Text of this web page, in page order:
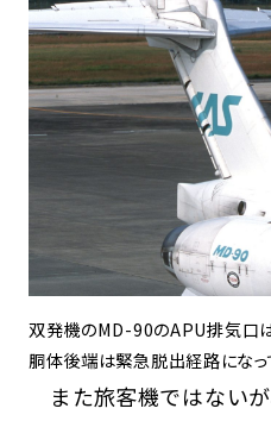
双発機のMD-90のAPU排気口
胴体後端は緊急脱出経路になっ
また旅客機ではないが